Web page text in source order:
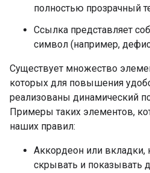
полностью прозрачный
Ссылка представляет
символ (например,
Существует множество
которых для повышения
реализованы динамический
Примеры таких элементов,
наших правил:
Аккордеон или
скрывать и показывать